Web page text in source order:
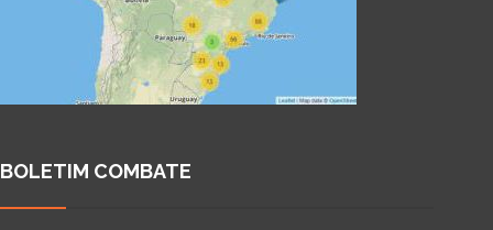
BOLETIM COMBATE